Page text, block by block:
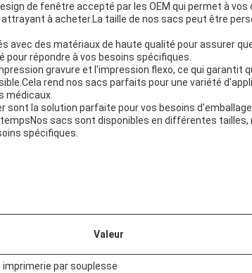
de fenêtre accepté par les OEM qui permet à vos
à acheter.La taille de nos sacs peut être
avec des matériaux de haute qualité pour assurer
répondre à vos besoins spécifiques.
gravure et l'impression flexo, ce qui garantit
rend nos sacs parfaits pour une variété
médicaux.
sont la solution parfaite pour vos besoins
sacs sont disponibles en différentes tailles,
spécifiques.
Valeur
imprimerie par souplesse